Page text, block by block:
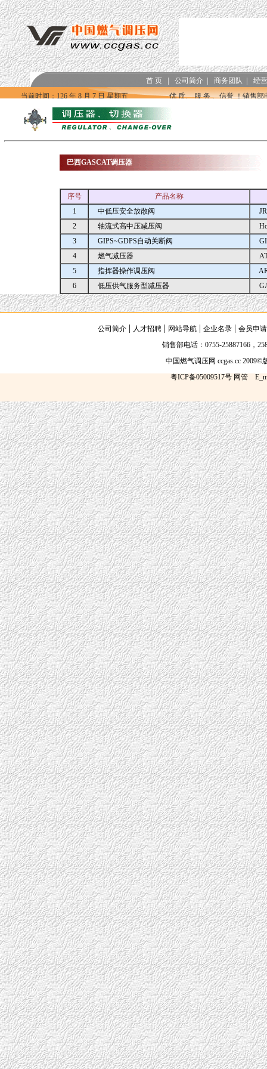
巴西GASCAT调压器
序号
产品名称
1
中低压安全放散阀
2
轴流式高中压减压阀
3
GIPS~GDPS自动关断阀
4
燃气减压器
5
指挥器操作调压阀
6
低压供气服务型减压器